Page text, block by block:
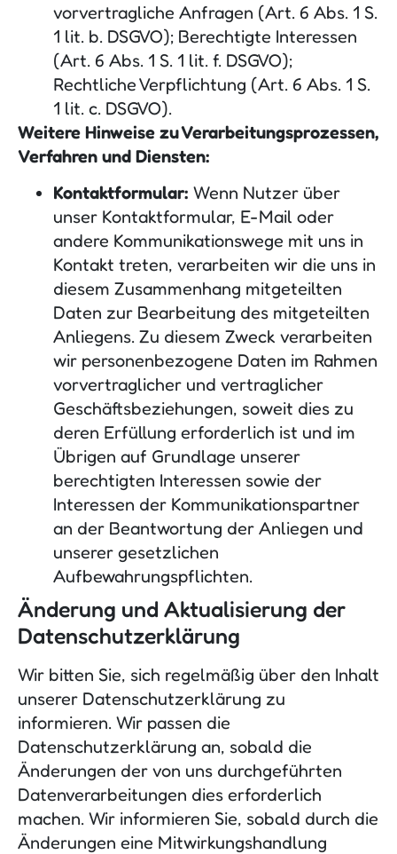
vorvertragliche Anfragen (Art. 6 Abs. 1 S.
1 lit. b. DSGVO); Berechtigte Interessen
(Art. 6 Abs. 1 S. 1 lit. f. DSGVO);
Rechtliche Verpflichtung (Art. 6 Abs. 1 S.
1 lit. c. DSGVO).
Weitere Hinweise zu Verarbeitungsprozessen,
Verfahren und Diensten:
Kontaktformular: Wenn Nutzer über
unser Kontaktformular, E-Mail oder
andere Kommunikationswege mit uns in
Kontakt treten, verarbeiten wir die uns in
diesem Zusammenhang mitgeteilten
Daten zur Bearbeitung des mitgeteilten
Anliegens. Zu diesem Zweck verarbeiten
wir personenbezogene Daten im Rahmen
vorvertraglicher und vertraglicher
Geschäftsbeziehungen, soweit dies zu
deren Erfüllung erforderlich ist und im
Übrigen auf Grundlage unserer
berechtigten Interessen sowie der
Interessen der Kommunikationspartner
an der Beantwortung der Anliegen und
unserer gesetzlichen
Aufbewahrungspflichten.
Änderung und Aktualisierung der
Datenschutzerklärung
Wir bitten Sie, sich regelmäßig über den Inhalt
unserer Datenschutzerklärung zu
informieren. Wir passen die
Datenschutzerklärung an, sobald die
Änderungen der von uns durchgeführten
Datenverarbeitungen dies erforderlich
machen. Wir informieren Sie, sobald durch die
Änderungen eine Mitwirkungshandlung